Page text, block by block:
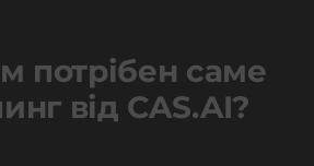
потрібен саме
від CAS.AI?